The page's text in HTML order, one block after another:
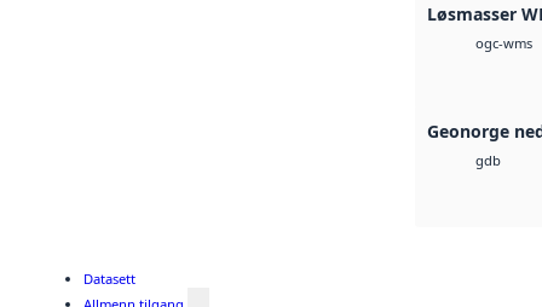
Løsmasser
ogc-wms
Geonorge
gdb
Datasett